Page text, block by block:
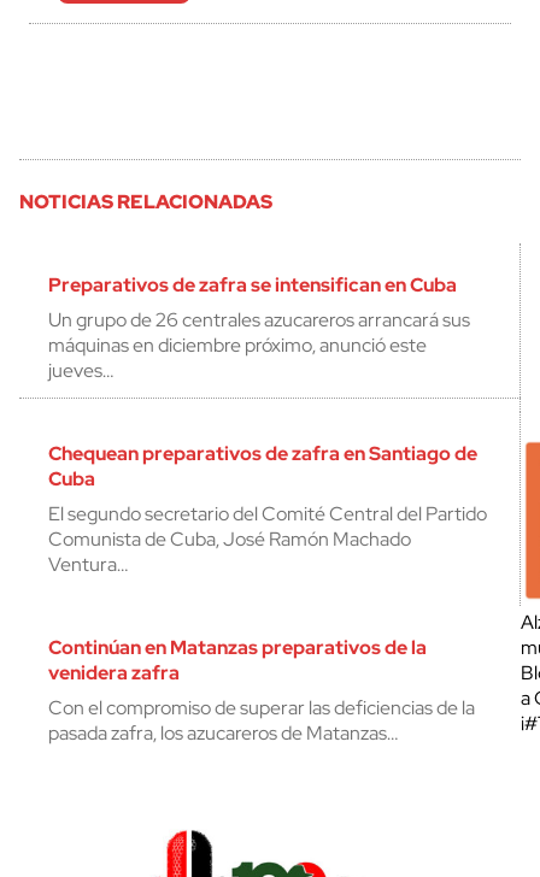
NOTICIAS RELACIONADAS
Preparativos de zafra se intensifican en Cuba
Un grupo de 26 centrales azucareros arrancará sus
máquinas en diciembre próximo, anunció este
jueves…
Chequean preparativos de zafra en Santiago de
Cuba
El segundo secretario del Comité Central del Partido
Comunista de Cuba, José Ramón Machado
Ventura…
Continúan en Matanzas preparativos de la
venidera zafra
Con el compromiso de superar las deficiencias de la
pasada zafra, los azucareros de Matanzas…
a